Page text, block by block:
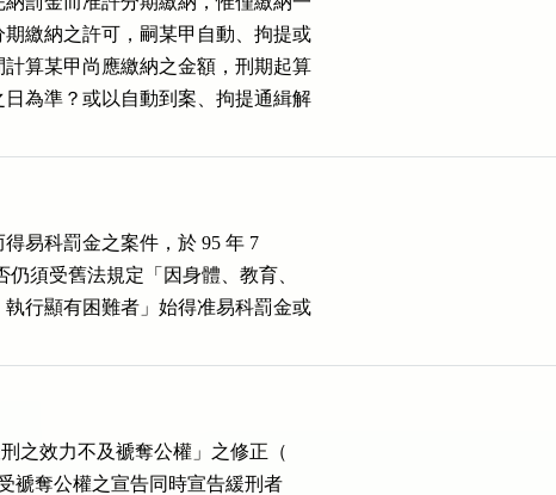
繳納之許可，嗣某甲自動、拘提或
算某甲尚應繳納之金額，刑期起算
為準？或以自動到案、拘提通緝解
易科罰金之案件，於 95 年 7
須受舊法規定「因身體、教育、
行顯有困難者」始得准易科罰金或
之效力不及褫奪公權」之修正（
受褫奪公權之宣告同時宣告緩刑者